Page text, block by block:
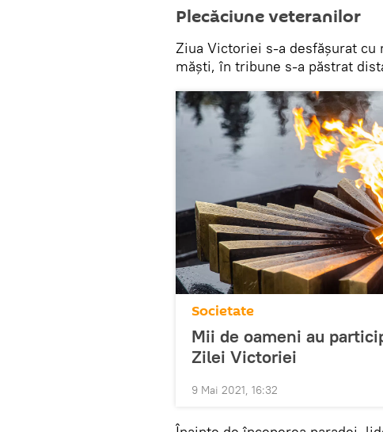
Plecăciune veteranilor
Ziua Victoriei s-a desfășurat
măști, în tribune s-a păstrat
Societate
Mii de oameni au
Zilei Victoriei
9 Mai 2021, 16:32